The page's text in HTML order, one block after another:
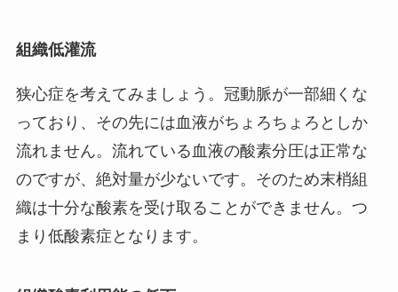
組織低灌流
狭心症を考えてみましょう。冠動脈が一部細くな
っており、その先には血液がちょろちょろとしか
流れません。流れている血液の酸素分圧は正常な
のですが、絶対量が少ないです。そのため末梢組
織は十分な酸素を受け取ることができません。つ
まり低酸素症となります。